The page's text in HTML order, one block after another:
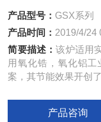
产品型号： GSX系列
产品时间： 2019/4/24
简要描述：该炉适用
用氧化锆，氧化铝
案，其节能效果开创
产品咨询